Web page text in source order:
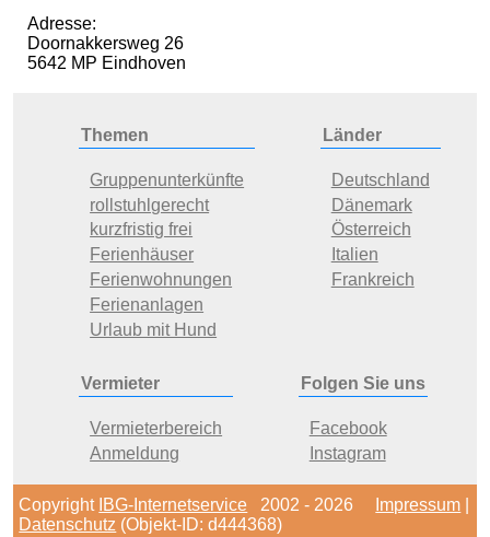
Adresse:
Doornakkersweg 26
5642 MP Eindhoven
Themen
Gruppenunterkünfte
rollstuhlgerecht
kurzfristig frei
Ferienhäuser
Ferienwohnungen
Ferienanlagen
Urlaub mit Hund
Länder
Deutschland
Dänemark
Österreich
Italien
Frankreich
Vermieter
Vermieterbereich
Anmeldung
Folgen Sie uns
Facebook
Instagram
Copyright IBG-Internetservice 2002 - 2026 Impressum
Datenschutz (Objekt-ID: d444368)